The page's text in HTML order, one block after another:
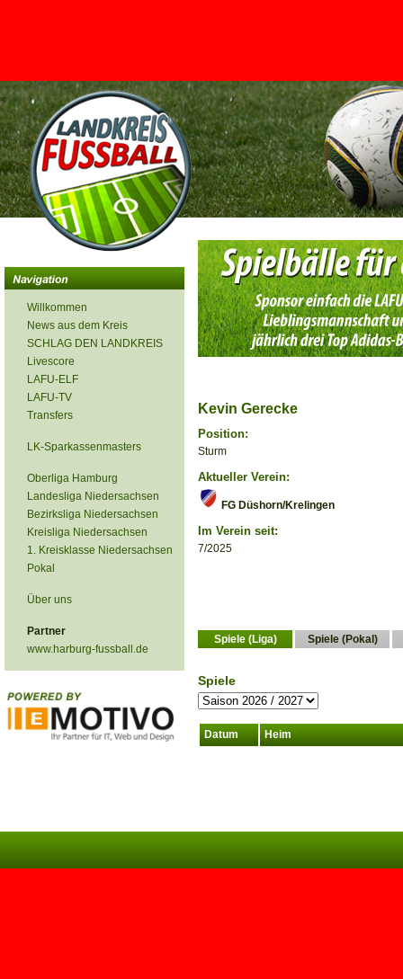
<
Willkommen
News aus dem Kreis
SCHLAG DEN LANDKREIS
Livescore
LAFU-ELF
LAFU-TV
Transfers
LK-Sparkassenmasters
Oberliga Hamburg
Landesliga Niedersachsen
Bezirksliga Niedersachsen
Kreisliga Niedersachsen
1. Kreisklasse Niedersachsen
Pokal
Über uns
Partner
www.harburg-fussball.de
Kevin Gerecke
Position:
Sturm
Aktueller Verein:
FG Düshorn/Krelingen
Im Verein seit:
7/2025
Spiele (Liga) Spiele (Pokal)
Spiele
Datum Heim